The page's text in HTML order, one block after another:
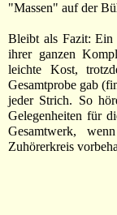
"Massen" auf der
Bleibt als Fazit: Ein
ihrer ganzen
leichte Kost,
Gesamtprobe gab
jeder Strich. So
Gelegenheiten für
Gesamtwerk,
Zuhörerkreis